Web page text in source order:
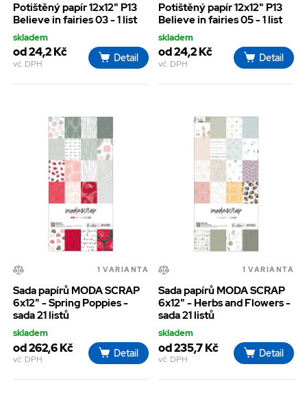
Potištěný papír 12x12" P13
Believe in fairies 03 - 1 list
skladem
od 24,2 Kč
vč. DPH
Detail
Potištěný papír 12x12" P13
Believe in fairies 05 - 1 list
skladem
od 24,2 Kč
vč. DPH
Detail
1 VARIANTA
Sada papírů MODA SCRAP
6x12" - Spring Poppies -
sada 21 listů
skladem
od 262,6 Kč
vč. DPH
Detail
1 VARIANTA
Sada papírů MODA SCRAP
6x12" - Herbs and Flowers -
sada 21 listů
skladem
od 235,7 Kč
vč. DPH
Detail